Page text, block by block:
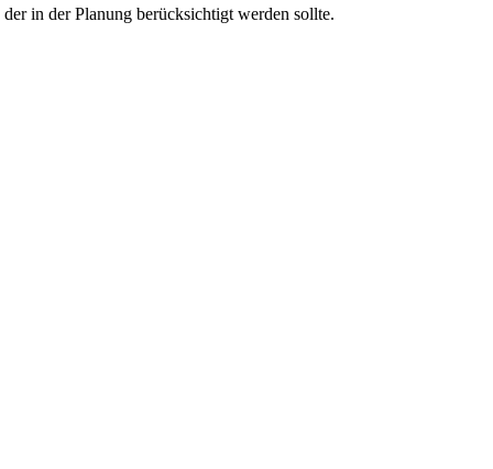
in der Planung berücksichtigt werden sollte.